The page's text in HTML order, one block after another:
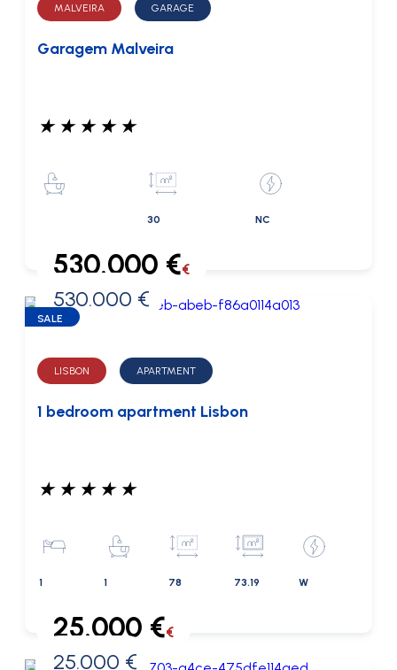
MALVEIRA GARAGE
Garagem Malveira
★ ★ ★ ★ ★
30 NC
0 €
530.000 €€
530.000 €
SALE
LISBON APARTMENT
1 bedroom apartment Lisbon
★ ★ ★ ★ ★
1 1 78 73.19 W
0 €
25.000 €€
25.000 €